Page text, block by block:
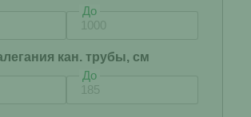
До
кан. трубы, см
До